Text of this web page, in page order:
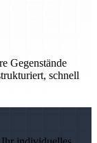
Gegenstände
schnell